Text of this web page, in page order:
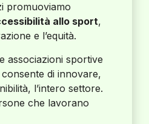
promuoviamo
allo sport,
e l’equità.
associazioni sportive
di innovare,
l’intero settore.
che lavorano